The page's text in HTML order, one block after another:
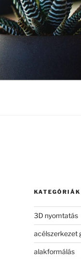
KATEGÓRIÁK
3D nyomtatás
acélszerkezet
alakformálás